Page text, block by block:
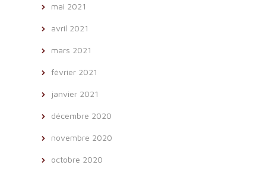
mai 2021
avril 2021
mars 2021
février 2021
janvier 2021
décembre 2020
novembre 2020
octobre 2020